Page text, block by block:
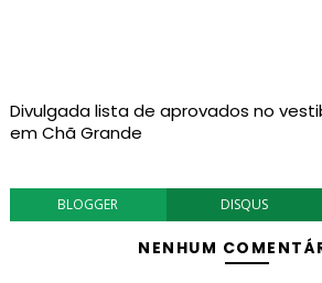
Divulgada lista de aprovados no
em Chã Grande
BLOGGER DISQUS
NENHUM